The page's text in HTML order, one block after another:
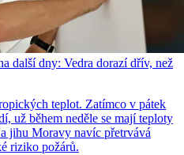
další dny: Vedra dorazí dřív, než
teplot. Zatímco v pátek
už během neděle se mají teploty
jihu Moravy navíc přetrvává
riziko požárů.